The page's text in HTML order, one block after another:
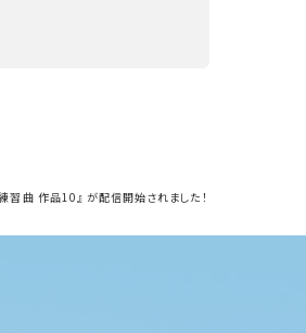
習曲 作品10』 が配信開始されました！